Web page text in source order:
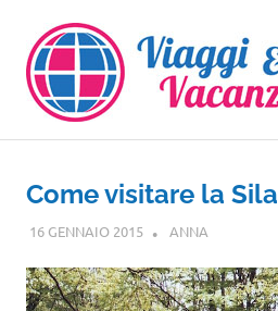
contenuto
Come visitare la Sila
16 GENNAIO 2015 ANNA